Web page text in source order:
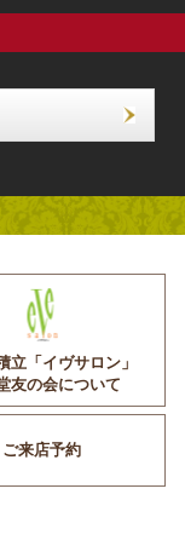
立「イヴサロン」
友の会について
ご来店予約